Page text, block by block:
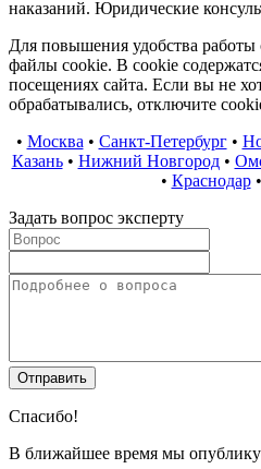
наказаний. Юридические
Для повышения удобства
файлы cookie. В cookie
посещениях сайта. Если вы не
обрабатывались, отключите
• Москва • Санкт-Петербург•
Казань• Нижний Новгород•
• Краснодар•
Задать вопрос эксперту
Спасибо!
В ближайшее время мы